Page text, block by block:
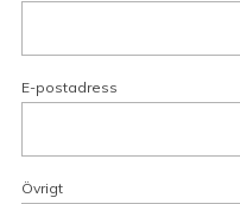
E-postadress
Övrigt